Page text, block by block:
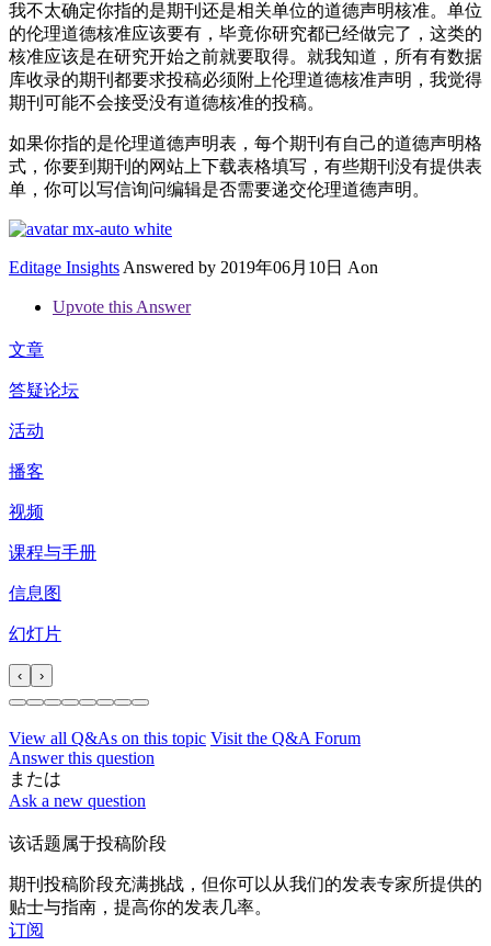
我不太确定你指的是期刊还是相关单位的道德声明核准。单位
的伦理道德核准应该要有，毕竟你研究都已经做完了，这类的
核准应该是在研究开始之前就要取得。就我知道，所有有数据
库收录的期刊都要求投稿必须附上伦理道德核准声明，我觉得
期刊可能不会接受没有道德核准的投稿。
如果你指的是伦理道德声明表，每个期刊有自己的道德声明格
式，你要到期刊的网站上下载表格填写，有些期刊没有提供表
单，你可以写信询问编辑是否需要递交伦理道德声明。
Editage Insights Answered by 2019年06月10日 Aon
Upvote this Answer
文章
答疑论坛
活动
播客
视频
课程与手册
信息图
幻灯片
‹ ›
View all Q&As on this topic Visit the Q&A Forum
Answer this question
または
Ask a new question
该话题属于投稿阶段
期刊投稿阶段充满挑战，但你可以从我们的发表专家所提供的
贴士与指南，提高你的发表几率。
订阅